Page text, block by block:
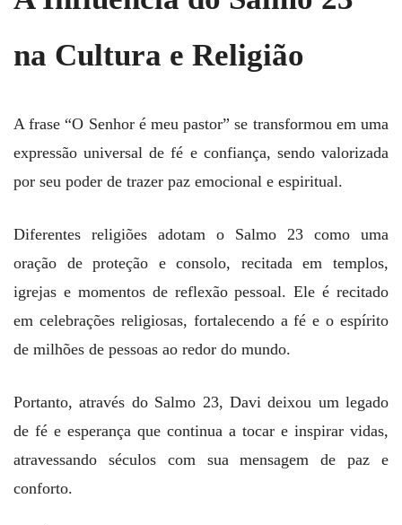
na Cultura e Religião
A frase “O Senhor é meu pastor” se transformou em uma
expressão universal de fé e confiança, sendo valorizada
por seu poder de trazer paz emocional e espiritual.
Diferentes religiões adotam o Salmo 23 como uma
oração de proteção e consolo, recitada em templos,
igrejas e momentos de reflexão pessoal. Ele é recitado
em celebrações religiosas, fortalecendo a fé e o espírito
de milhões de pessoas ao redor do mundo.
Portanto, através do Salmo 23, Davi deixou um legado
de fé e esperança que continua a tocar e inspirar vidas,
atravessando séculos com sua mensagem de paz e
conforto.